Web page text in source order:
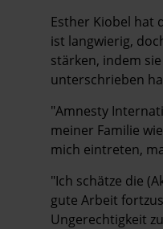
Esther Kiobel hat
ist langwierig,
stärken, indem
unterschrieben
"Amnesty
meiner Familie
mich eintreten,
"Ich schätze die
gute Arbeit
Ungerechtigkeit